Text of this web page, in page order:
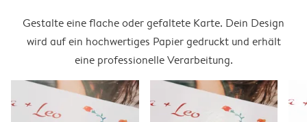
Gestalte eine flache oder gefaltete Karte. Dein Design
wird auf ein hochwertiges Papier gedruckt und erhält
eine professionelle Verarbeitung.